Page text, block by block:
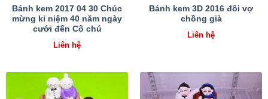
Bánh kem 2017 04 30 Chúc
mừng kỉ niệm 40 năm ngày
cưới đến Cô chú
Liên hệ
Bánh kem 3D 2016 đôi vợ
chồng già
Liên hệ